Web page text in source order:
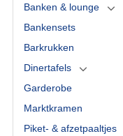
Banken & lounge
Bankensets
Barkrukken
Dinertafels
Garderobe
Marktkramen
Piket- & afzetpaaltjes